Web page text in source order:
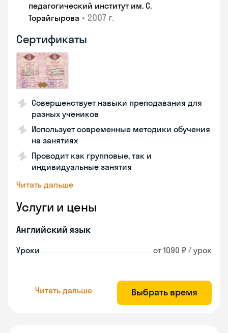
педагогический институт им. С.
Торайгырова • 2007 г.
Сертификаты
Совершенствует навыки преподавания для
разных учеников
Использует современные методики обучения
на занятиях
Проводит как групповые, так и
индивидуальные занятия
Читать дальше
Услуги и цены
Английский язык
Уроки от 1090 ₽ / урок
Читать дальше Выбрать время